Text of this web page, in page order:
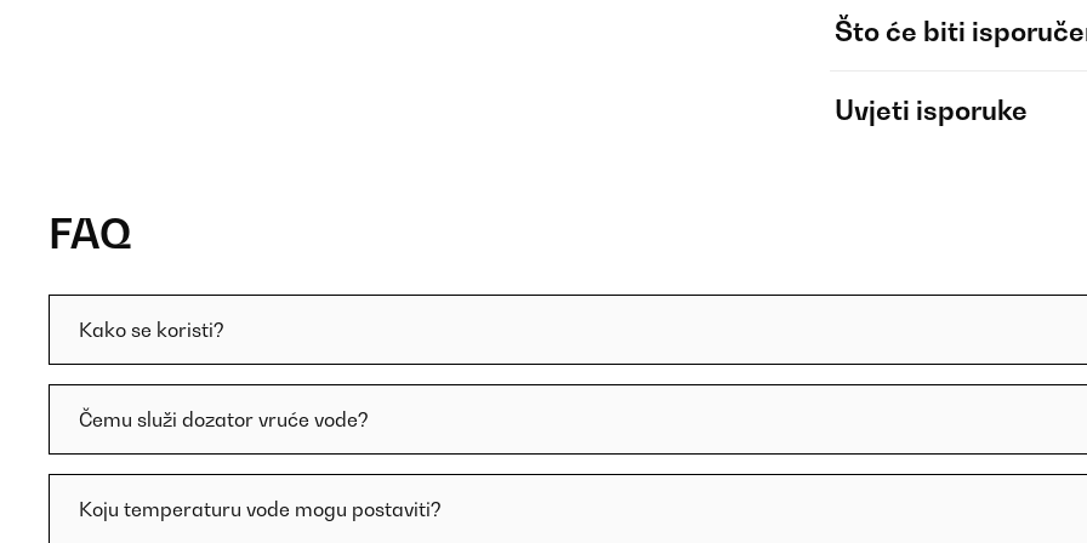
Što će biti
Uvjeti isporuke
FAQ
Kako se koristi?
Čemu služi dozator vruće vode?
Koju temperaturu vode mogu postaviti?